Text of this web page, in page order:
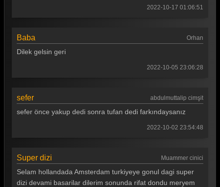
Gönül Dağı 21. Bölüm
Gönül Dağı 20. Bölüm
Gönül Dağı 17. Bölüm
Gönül Dağı 14. Bölüm
Gönül Dağı 13. Bölüm
2022-10-17 01:06:51
Baba Orhan
Dilek gelsin geri
2022-10-05 23:06:28
sefer abdulmuttalip cimşit
sefer önce yakup dedi sonra tufan dedi farkındaysanız
2022-10-02 23:54:48
Super dizi Muammer cinici
Selam hollandada Amsterdam turkiyeye gonul dagi super
dizi devami basarilar dilerim sonunda rifat dondu meryem